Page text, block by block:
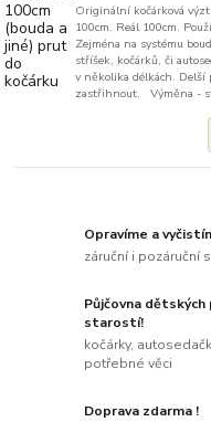
Originální kočárková
100cm. Reál 100cm.
Zejména na systému
stříšek, kočárků, či
v několika délkách. Delší
zastřihnout. Výměna -
Opravíme a
záruční i pozáruční
Půjčovna
starostí!
kočárky,
potřebné věci
Doprava zdarma !